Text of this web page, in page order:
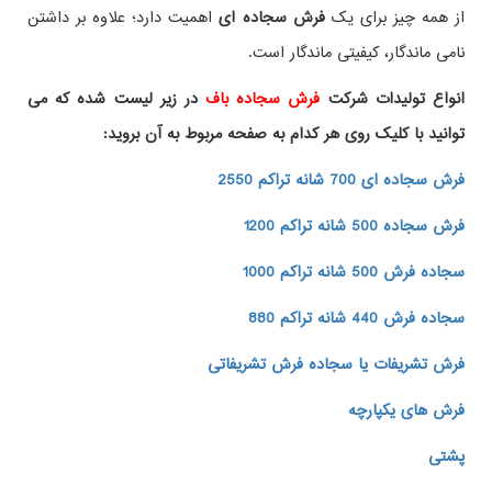
از همه چیز برای یکفرش سجاده ایاهمیت دارد؛ علاوه بر داشتن
نامی ماندگار، کیفیتی ماندگار است.
انواع تولیدات شرکت فرش سجاده بافدر زیر لیست شده که می
توانید با کلیک روی هر کدام به صفحه مربوط به آن بروید:
فرش سجاده ای 700 شانه تراکم 2550
فرش سجاده 500 شانه تراکم 1200
سجاده فرش 500 شانه تراکم 1000
سجاده فرش 440 شانه تراکم 880
فرش تشریفات یا سجاده فرش تشریفاتی
فرش های یکپارچه
پشتی